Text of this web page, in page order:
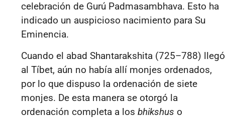
celebración de Gurú Padmasambhava. Esto ha
indicado un auspicioso nacimiento para Su
Eminencia.
Cuando el abad Shantarakshita (725–788) llegó
al Tíbet, aún no había allí monjes ordenados,
por lo que dispuso la ordenación de siete
monjes. De esta manera se otorgó la
ordenación completa a los bhikshus o